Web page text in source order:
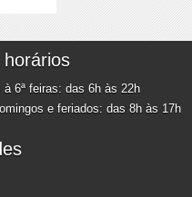
horários
à 6ª feiras: das 6h às 22h
e feriados: das 8h às 17h